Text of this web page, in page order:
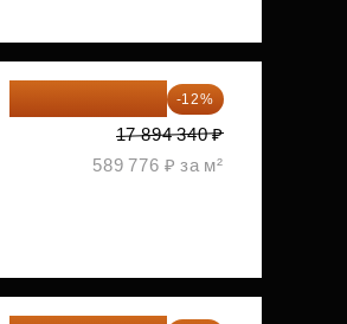
-12%
17 894 340 ₽
589 776 ₽ за м²